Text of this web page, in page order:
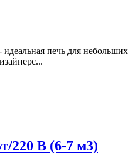
печь для небольших
220 В (6-7 м3)